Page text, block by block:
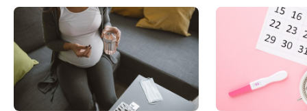
abbondanti carbonare). Il lavoro mi ha
riportato nella Terra della Polenta, dove
ho lavorato nella cronaca e nella
comunicazione politica. Dall’alto del mio
metro e 60, oggi scrivo di famiglie, con
l’obiettivo di fotografare la realtà,